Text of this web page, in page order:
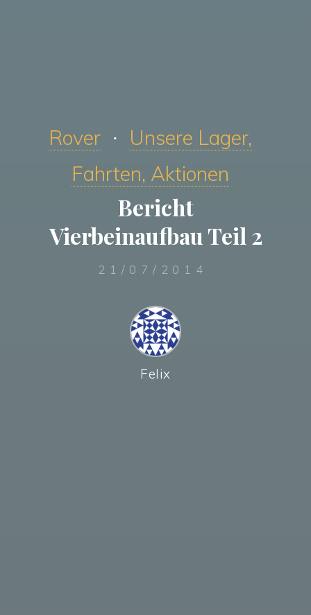
Rover
Unsere Lager,
Fahrten, Aktionen
Bericht
Vierbeinaufbau Teil 2
21/07/2014
Felix